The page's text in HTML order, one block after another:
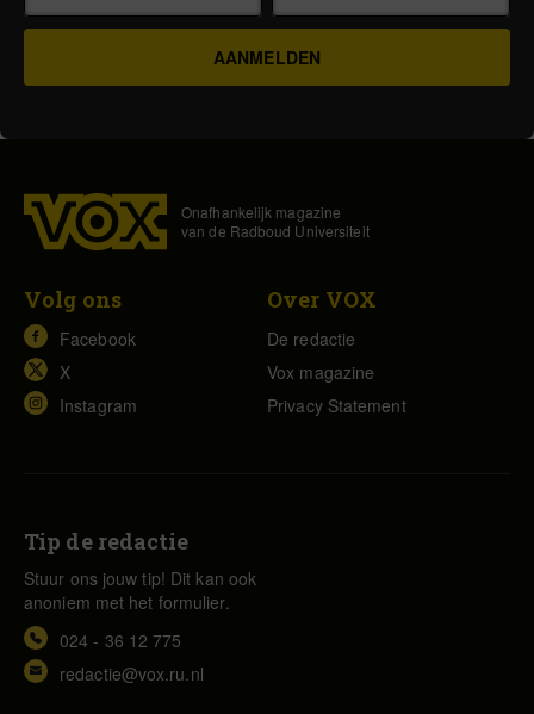
Onafhankelijk magazine
van de Radboud Universiteit
Volg ons
Facebook
X
Instagram
Over VOX
De redactie
Vox magazine
Privacy Statement
Tip de redactie
Stuur ons jouw tip! Dit kan ook
anoniem met het formulier.
024 - 36 12 775
redactie@vox.ru.nl